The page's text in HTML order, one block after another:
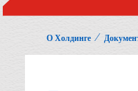
О Холдинге ⁄